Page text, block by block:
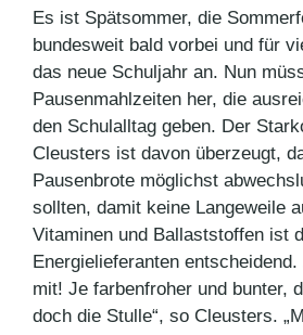
Es ist Spätsommer, die
bundesweit bald vorbei und für
das neue Schuljahr an. Nun
Pausenmahlzeiten her, die
den Schulalltag geben. Der
Cleusters ist davon überzeugt,
Pausenbrote möglichst
sollten, damit keine Langeweile
Vitaminen und Ballaststoffen ist
Energielieferanten entscheidend.
mit! Je farbenfroher und bunter,
doch die Stulle“, so Cleusters.